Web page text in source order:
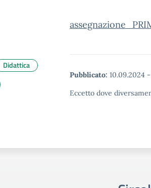
Pubblicato: 10.09.2024 -
Eccetto dove
Didattica